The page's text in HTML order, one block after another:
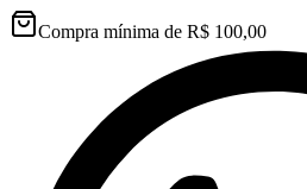
Compra mínima de R$ 100,00